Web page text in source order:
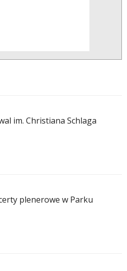
im. Christiana Schlaga
plenerowe w Parku